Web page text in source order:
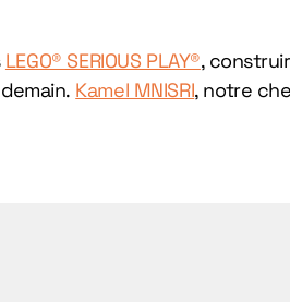
LEGO® SERIOUS PLAY®,
Kamel MNISRI, notre